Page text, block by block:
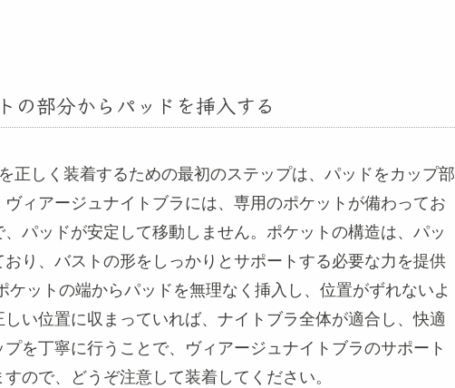
の部分からパッドを挿入する
正しく装着するための最初のステップは、パッドをカップ部
ィアージュナイトブラには、専用のポケットが備わってお
パッドが安定して移動しません。ポケットの構造は、パッ
おり、バストの形をしっかりとサポートする必要な力を提供
ケットの端からパッドを無理なく挿入し、位置がずれないよ
い位置に収まっていれば、ナイトブラ全体が適合し、快適
を丁寧に行うことで、ヴィアージュナイトブラのサポート
ので、どうぞ注意して装着してください。